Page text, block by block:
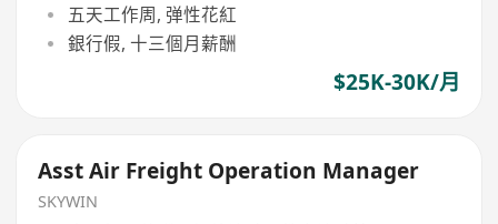
五天工作周, 弹性花紅
銀行假, 十三個月薪酬
$25K-30K/月
Asst Air Freight Operation Manager
SKYWIN